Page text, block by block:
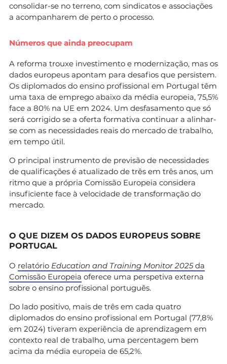
consolidar-se no terreno, com sindicatos e associações
a acompanharem de perto o processo.
Números que ainda preocupam
A reforma trouxe investimento e modernização, mas os
dados europeus apontam para desafios que persistem.
Os diplomados do ensino profissional em Portugal têm
uma taxa de emprego abaixo da média europeia, 75,5%
face a 80% na UE em 2024. Um desfasamento que só
será corrigido se a oferta formativa continuar a alinhar-
se com as necessidades reais do mercado de trabalho,
em tempo útil.
O principal instrumento de previsão de necessidades
de qualificações é atualizado de três em três anos, um
ritmo que a própria Comissão Europeia considera
insuficiente face à velocidade de transformação do
mercado.
O QUE DIZEM OS DADOS EUROPEUS SOBRE
PORTUGAL
O relatório Education and Training Monitor 2025da
Comissão Europeia oferece uma perspetiva externa
sobre o ensino profissional português.
Do lado positivo, mais de três em cada quatro
diplomados do ensino profissional em Portugal (77,8%
em 2024) tiveram experiência de aprendizagem em
contexto real de trabalho, uma percentagem bem
acima da média europeia de 65,2%.